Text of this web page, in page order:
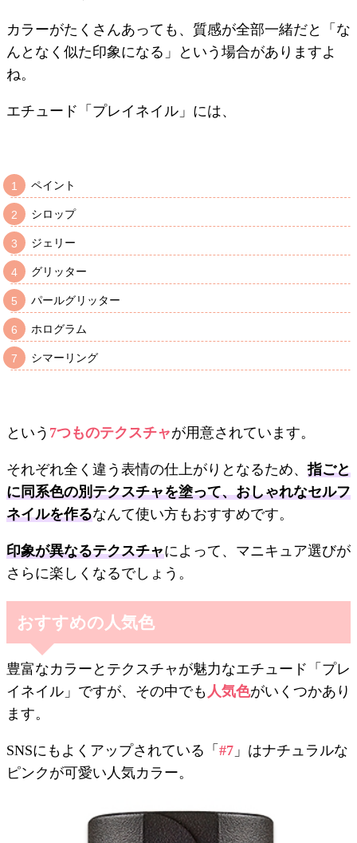
カラーがたくさんあっても、質感が全部一緒だと「な
んとなく似た印象になる」という場合がありますよ
ね。
エチュード「プレイネイル」には、
ペイント
シロップ
ジェリー
グリッター
パールグリッター
ホログラム
シマーリング
という 7つものテクスチャが用意されています。
それぞれ全く違う表情の仕上がりとなるため、指ごと
に同系色の別テクスチャを塗って、おしゃれなセルフ
ネイルを作るなんて使い方もおすすめです。
印象が異なるテクスチャによって、マニキュア選びが
さらに楽しくなるでしょう。
おすすめの人気色
豊富なカラーとテクスチャが魅力なエチュード「プレ
イネイル」ですが、その中でも 人気色がいくつかあり
ます。
SNSにもよくアップされている「 #7 」はナチュラルな
ピンクが可愛い人気カラー。